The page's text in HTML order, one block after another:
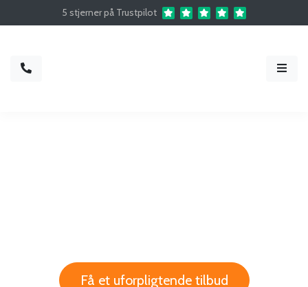
5 stjerner på Trustpilot
Få et uforpligtende tilbud